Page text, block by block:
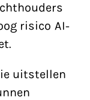
risico AI-
uitstellen